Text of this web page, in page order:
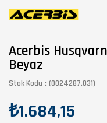
Acerbis
Beyaz
Stok Kodu (0024287.031)
₺1.684,15